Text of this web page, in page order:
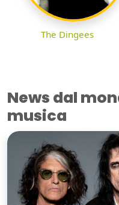
The Dingees
News dal
musica